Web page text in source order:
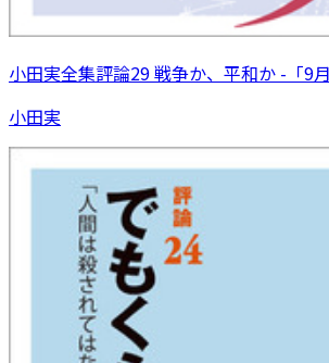
小田実全集評論29 戦争か、平和か -「9
小田実